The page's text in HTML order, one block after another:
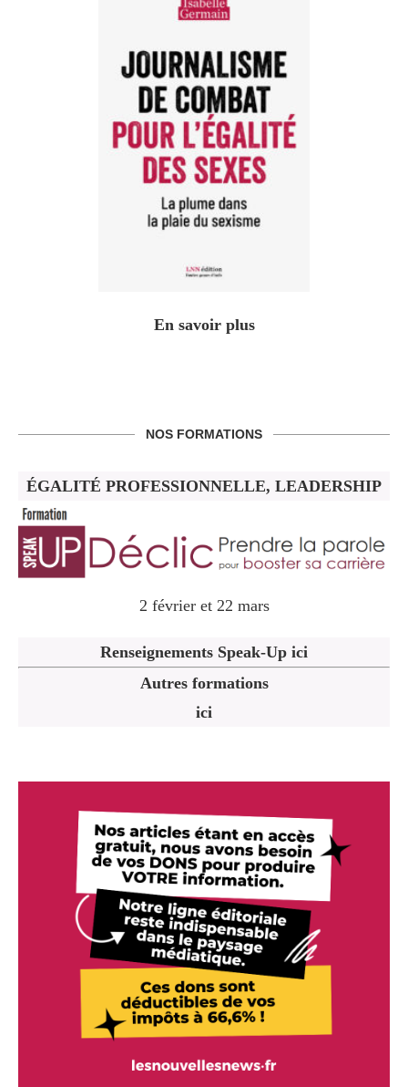
En savoir plus
NOS FORMATIONS
ÉGALITÉ PROFESSIONNELLE, LEADERSHIP
2 février et 22 mars
Renseignements Speak-Up ici
Autres formations
ici